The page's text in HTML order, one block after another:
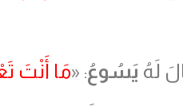
لَهُ يَسُوعُ: «مَا أَنْتَ